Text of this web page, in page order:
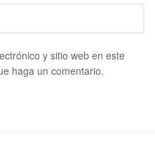
y sitio web en este
haga un comentario.